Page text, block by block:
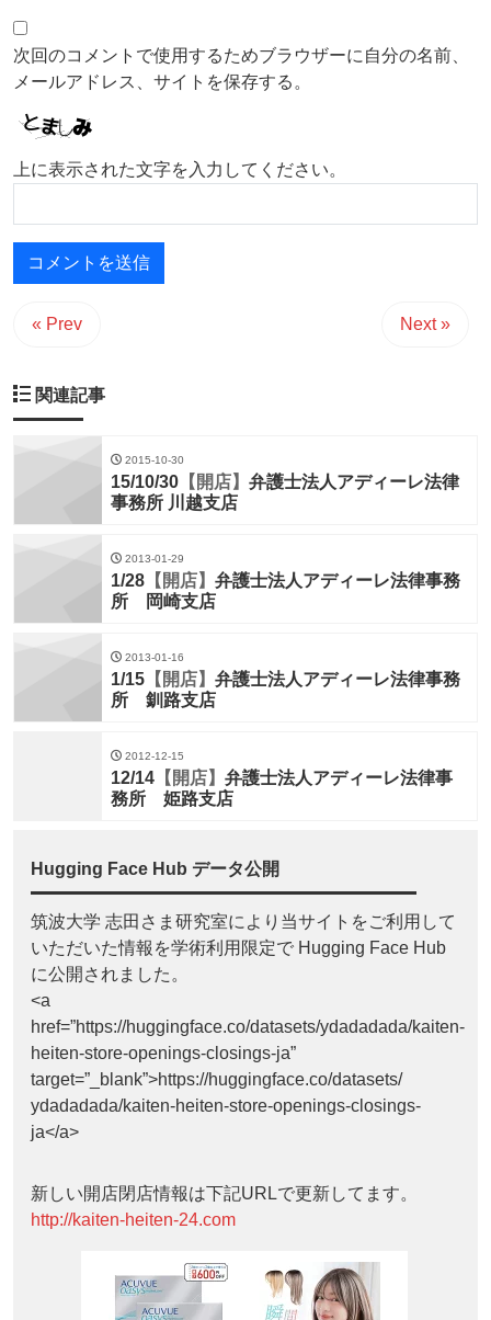
次回のコメントで使用するためブラウザーに自分の名前、
メールアドレス、サイトを保存する。
上に表示された文字を入力してください。
« Prev Next »
関連記事
2015-10-30
15/10/30 【開店】 弁護士法人アディーレ法律
事務所 川越支店
2013-01-29
1/28 【開店】 弁護士法人アディーレ法律事務
所 岡崎支店
2013-01-16
1/15 【開店】 弁護士法人アディーレ法律事務
所 釧路支店
2012-12-15
12/14 【開店】 弁護士法人アディーレ法律事
務所 姫路支店
Hugging Face Hub データ公開
筑波大学 志田さま研究室により当サイトをご利用して
いただいた情報を学術利用限定で Hugging Face Hub
に公開されました。
<a
href=”https://huggingface.co/datasets/ydadadada/kaiten-
heiten-store-openings-closings-ja”
target=”_blank”>https://huggingface.co/datasets/
ydadadada/kaiten-heiten-store-openings-closings-
ja</a>
新しい開店閉店情報は下記URLで更新してます。
http://kaiten-heiten-24.com